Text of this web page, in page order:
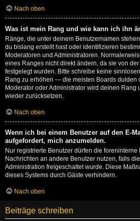
Nach oben
Was ist mein Rang und wie kann ich ihn
Ränge, die unter deinem Benutzernamen
du bislang erstellt hast oder identifizieren
Moderatoren und Administratoren.
eines Ranges nicht direkt ändern, da sie von
festgelegt wurden. Bitte schreibe keine
Rang zu erhöhen — die meisten Boards dulden
Moderator oder Administrator wird deinen Rang
wieder zurücksetzen.
Nach oben
Wenn ich bei einem Benutzer auf den E-
aufgefordert, mich anzumelden.
Nur registrierte Benutzer dürfen die foreninterne
Nachrichten an andere Benutzer nutzen, falls
Administration freigeschaltet wurde. Diese
dieses Systems durch Gäste verhindern.
Nach oben
Beiträge schreiben